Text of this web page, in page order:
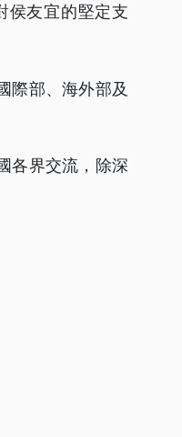
侯友宜的堅定支
際部、海外部及
各界交流，除深